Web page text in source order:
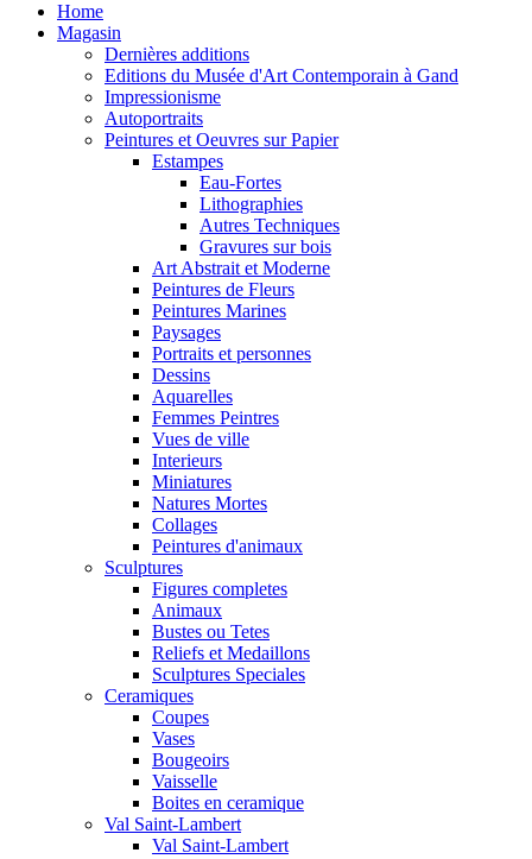
Home
Magasin
Dernières additions
Editions du Musée d'Art Contemporain à Gand
Impressionisme
Autoportraits
Peintures et Oeuvres sur Papier
Estampes
Eau-Fortes
Lithographies
Autres Techniques
Gravures sur bois
Art Abstrait et Moderne
Peintures de Fleurs
Peintures Marines
Paysages
Portraits et personnes
Dessins
Aquarelles
Femmes Peintres
Vues de ville
Interieurs
Miniatures
Natures Mortes
Collages
Peintures d'animaux
Sculptures
Figures completes
Animaux
Bustes ou Tetes
Reliefs et Medaillons
Sculptures Speciales
Ceramiques
Coupes
Vases
Bougeoirs
Vaisselle
Boites en ceramique
Val Saint-Lambert
Val Saint-Lambert